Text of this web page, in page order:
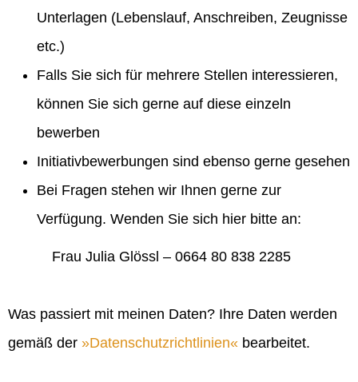
Unterlagen (Lebenslauf, Anschreiben, Zeugnisse
etc.)
Falls Sie sich für mehrere Stellen interessieren,
können Sie sich gerne auf diese einzeln
bewerben
Initiativbewerbungen sind ebenso gerne gesehen
Bei Fragen stehen wir Ihnen gerne zur
Verfügung. Wenden Sie sich hier bitte an:
Frau Julia Glössl – 0664 80 838 2285
Was passiert mit meinen Daten? Ihre Daten werden
gemäß der
Datenschutzrichtlinien bearbeitet.